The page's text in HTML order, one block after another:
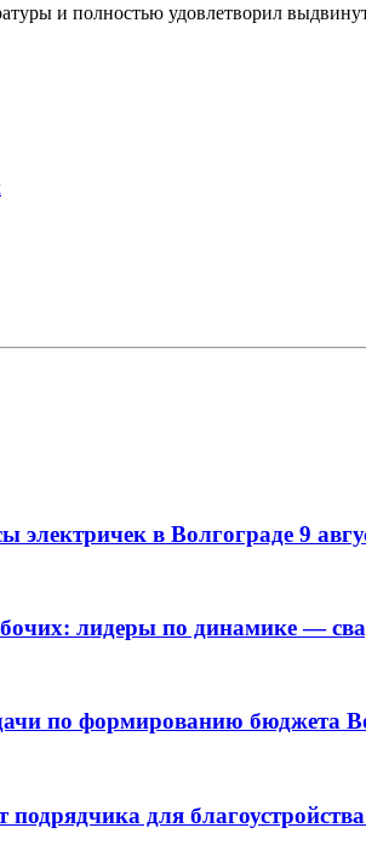
и полностью удовлетворил
электричек в Волгограде 9
лидеры по динамике —
по формированию бюджета
подрядчика для